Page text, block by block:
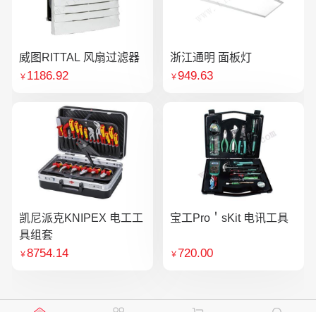
威图RITTAL 风扇过滤器
￥ 1186.92
浙江通明 面板灯
￥949.63
凯尼派克KNIPEX 电工工
具组套
￥8754.14
宝工Pro＇sKit 电讯工具
￥720.00